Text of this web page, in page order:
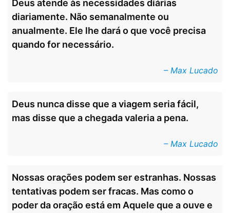
Deus atende às necessidades diárias
diariamente. Não semanalmente ou
anualmente. Ele lhe dará o que você precisa
quando for necessário.
– Max Lucado
Deus nunca disse que a viagem seria fácil,
mas disse que a chegada valeria a pena.
– Max Lucado
Nossas orações podem ser estranhas. Nossas
tentativas podem ser fracas. Mas como o
poder da oração está em Aquele que a ouve e